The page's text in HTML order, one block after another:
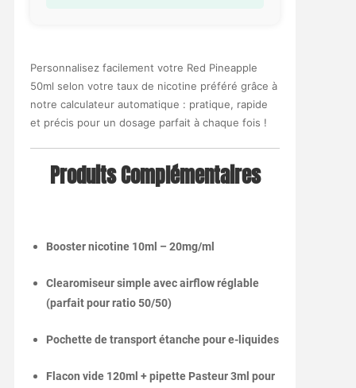
Personnalisez facilement votre Red Pineapple
50ml selon votre taux de nicotine préféré grâce à
notre calculateur automatique : pratique, rapide
et précis pour un dosage parfait à chaque fois !
Produits Complémentaires
Booster nicotine 10ml – 20mg/ml
Clearomiseur simple avec airflow réglable
(parfait pour ratio 50/50)
Pochette de transport étanche pour e-liquides
Flacon vide 120ml + pipette Pasteur 3ml pour